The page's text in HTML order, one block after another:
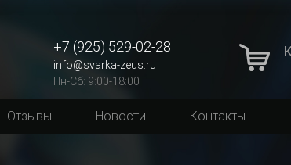
+7 (925) 529-02-28
info@svarka-zeus.ru
Пн-Сб: 9:00-18:00
Отзывы Новости Контакты